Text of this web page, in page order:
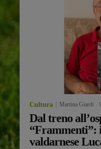
Cultura Martina Giardi
Dal treno
“Frammenti”:
valdarnese